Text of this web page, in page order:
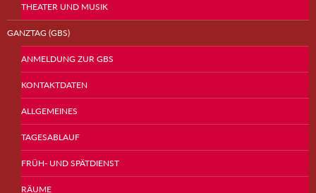
THEATER UND MUSIK
GANZTAG (GBS)
ANMELDUNG ZUR GBS
KONTAKTDATEN
ALLGEMEINES
TAGESABLAUF
FRÜH- UND SPÄTDIENST
RÄUME